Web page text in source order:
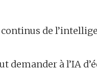
de
demander à l’IA